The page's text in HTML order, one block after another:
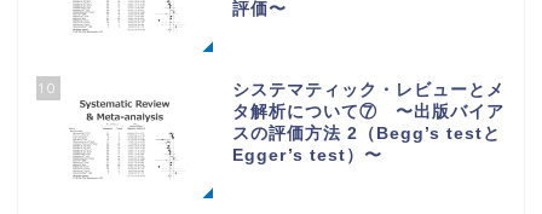
評価〜
10
システマティック・レビューとメ
タ解析について⑦ 〜出版バイア
スの評価方法 2（Begg’s testと
Egger’s test）〜